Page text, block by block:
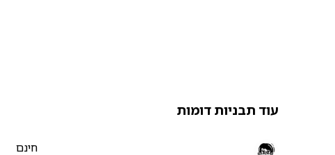
עוד תבניות דומות
חינם